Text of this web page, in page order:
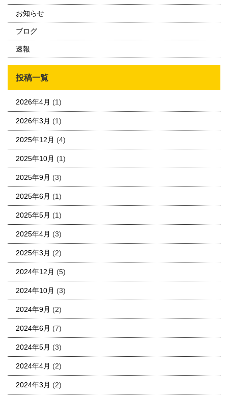
お知らせ
ブログ
速報
投稿一覧
2026年4月 (1)
2026年3月 (1)
2025年12月 (4)
2025年10月 (1)
2025年9月 (3)
2025年6月 (1)
2025年5月 (1)
2025年4月 (3)
2025年3月 (2)
2024年12月 (5)
2024年10月 (3)
2024年9月 (2)
2024年6月 (7)
2024年5月 (3)
2024年4月 (2)
2024年3月 (2)